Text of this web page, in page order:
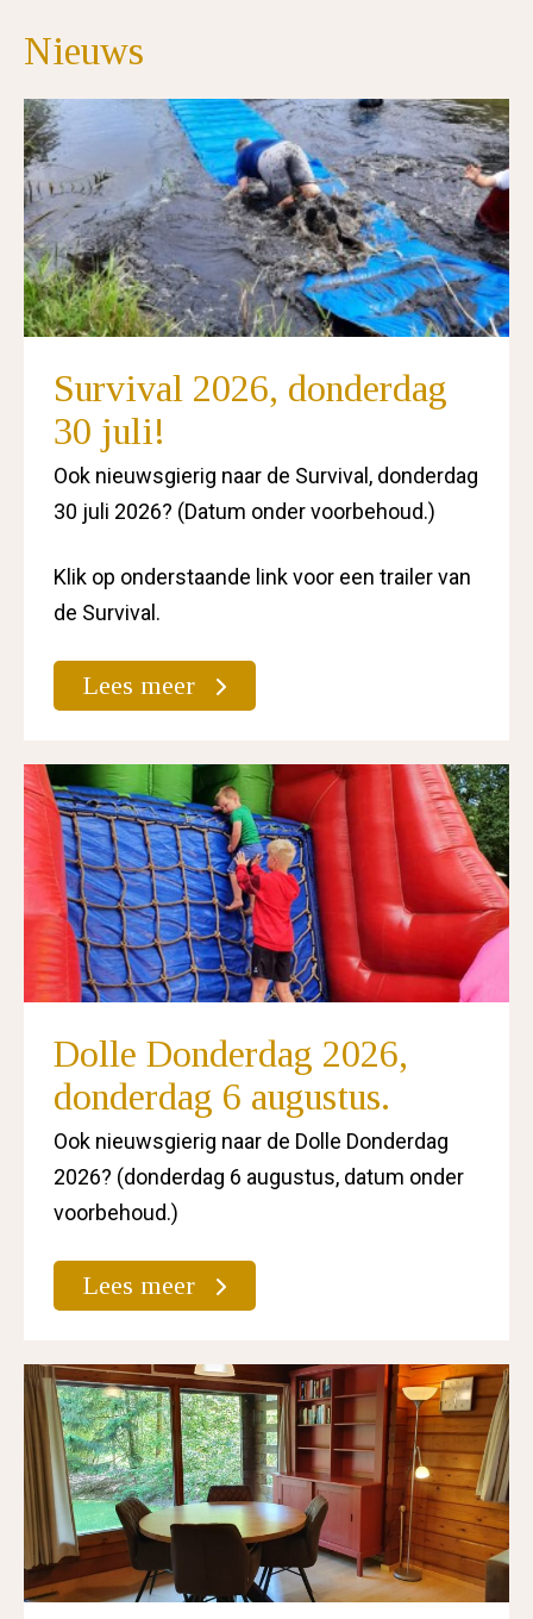
Nieuws
Survival 2026, donderdag
30 juli!
Ook nieuwsgierig naar de Survival, donderdag
30 juli 2026? (Datum onder voorbehoud.)
Klik op onderstaande link voor een trailer van
de Survival.
Lees meer
Dolle Donderdag 2026,
donderdag 6 augustus.
Ook nieuwsgierig naar de Dolle Donderdag
2026? (donderdag 6 augustus, datum onder
voorbehoud.)
Lees meer